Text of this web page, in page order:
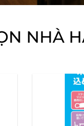
NHÀ